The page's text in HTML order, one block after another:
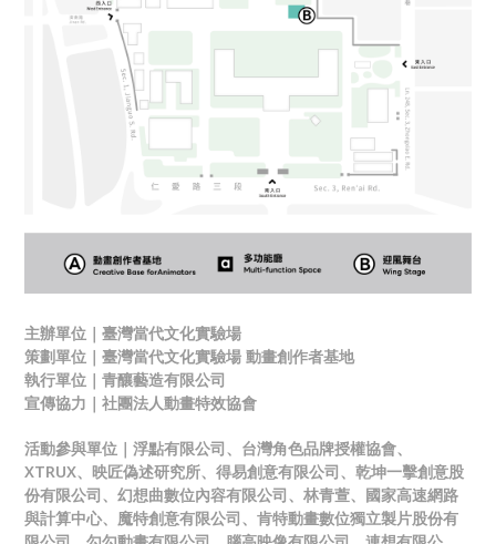
主辦單位｜臺灣當代文化實驗場
策劃單位｜臺灣當代文化實驗場 動畫創作者基地
執行單位｜青釀藝造有限公司
宣傳協力｜社團法人動畫特效協會
活動參與單位｜浮點有限公司、台灣角色品牌授權協會、
XTRUX、映匠偽述研究所、得易創意有限公司、乾坤一擊創意股
份有限公司、幻想曲數位內容有限公司、林青萱、國家高速網路
與計算中心、魔特創意有限公司、肯特動畫數位獨立製片股份有